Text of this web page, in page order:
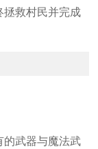
拯救村民并完成
的武器与魔法武